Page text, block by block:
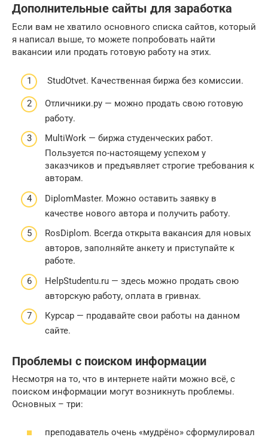
Дополнительные сайты для заработка
Если вам не хватило основного списка сайтов, который
я написал выше, то можете попробовать найти
вакансии или продать готовую работу на этих.
StudOtvet. Качественная биржа без комиссии.
Отличники.ру — можно продать свою готовую
работу.
MultiWork — биржа студенческих работ.
Пользуется по-настоящему успехом у
заказчиков и предъявляет строгие требования к
авторам.
DiplomMaster. Можно оставить заявку в
качестве нового автора и получить работу.
RosDiplom. Всегда открыта вакансия для новых
авторов, заполняйте анкету и приступайте к
работе.
HelpStudentu.ru — здесь можно продать свою
авторскую работу, оплата в гривнах.
Курсар — продавайте свои работы на данном
сайте.
Проблемы с поиском информации
Несмотря на то, что в интернете найти можно всё, с
поиском информации могут возникнуть проблемы.
Основных – три:
преподаватель очень «мудрёно» сформулировал